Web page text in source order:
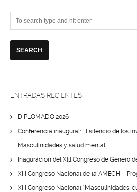
ENTRADAS RECIENTES
DIPLOMADO 2026
Conferencia inaugural: El silencio de los
Masculinidades y salud mental
Inaguración del Xlll Congreso de Género
XIII Congreso Nacional de la AMEGH –
XIII Congreso Nacional “Masculinidades,